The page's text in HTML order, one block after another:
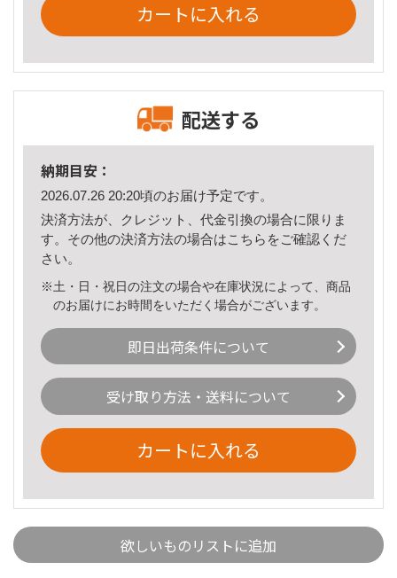
カートに入れる
配送する
納期目安：
2026.07.26 20:20頃のお届け予定です。
決済方法が、クレジット、代金引換の場合に限りま
す。その他の決済方法の場合はこちら をご確認くだ
さい。
※土・日・祝日の注文の場合や在庫状況によって、商品
のお届けにお時間をいただく場合がございます。
即日出荷条件について
受け取り方法・送料について
カートに入れる
欲しいものリストに追加